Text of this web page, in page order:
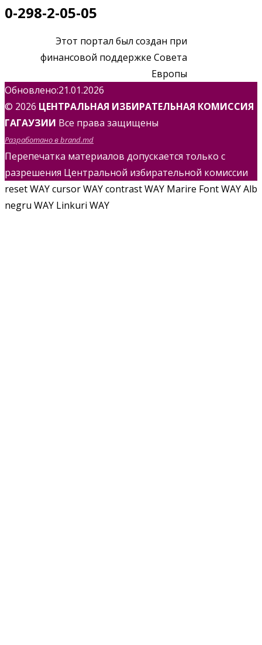
0-298-2-05-05
Этот портал был создан при
финансовой поддержке Совета
Европы
Обновлено:21.01.2026
© 2026 ЦЕНТРАЛЬНАЯ ИЗБИРАТЕЛЬНАЯ КОМИССИЯ
ГАГАУЗИИ Все права защищены
Разработано в brand.md
Перепечатка материалов допускается только с
разрешения Центральной избирательной комиссии
reset WAYcursor WAYcontrast WAY Marire Font WAYAlb
negru WAY Linkuri WAY